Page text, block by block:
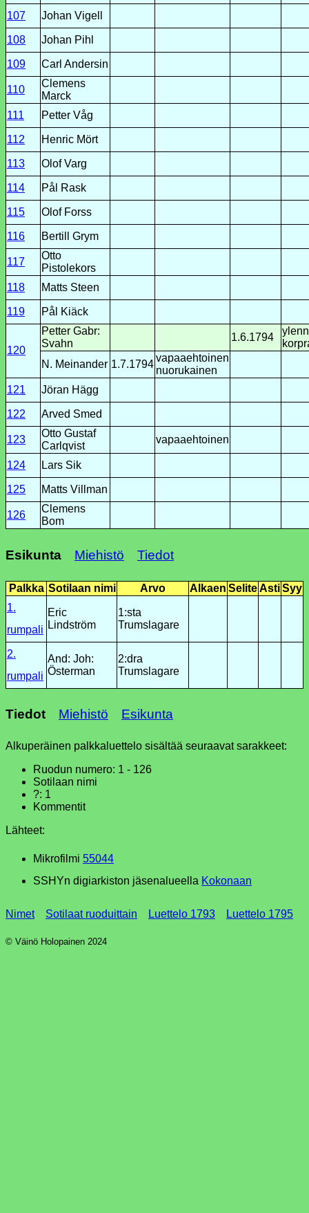
107 Johan Vigell
108 Johan Pihl
109 Carl Andersin
110
Clemens
Marck
111
Petter Våg
112 Henric Mört
113 Olof Varg
114 Pål Rask
115 Olof Forss
116 Bertill Grym
117
Otto
Pistolekors
118
Matts Steen
119 Pål Kiäck
120
Petter Gabr:
Svahn
1.6.1794
N. Meinander 1.7.1794
vapaaehtoinen
nuorukainen
121
Jöran Hägg
122 Arved Smed
123
Otto Gustaf
Carlqvist
vapaaehtoinen
124 Lars Sik
125 Matts Villman
126
Clemens
Bom
Esikunta Miehistö Tiedot
Palkka Sotilaan nimi Arvo Alkaen SeliteAstiSyy
1.
rumpali
Eric
Lindström
1:sta
Trumslagare
2.
rumpali
And: Joh:
Österman
2:dra
Trumslagare
Tiedot Miehistö Esikunta
Alkuperäinen palkkaluettelo sisältää seuraavat sarakkeet:
Ruodun numero: 1 - 126
Sotilaan nimi
?: 1
Kommentit
Lähteet:
Mikrofilmi 55044
SSHYn digiarkiston jäsenalueella Kokonaan
Nimet Sotilaat ruoduittain Luettelo 1793 Luettelo 1795
© Väinö Holopainen 2024